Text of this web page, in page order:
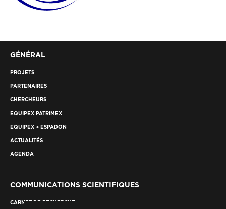
GÉNÉRAL
PROJETS
PARTENAIRES
CHERCHEURS
EQUIPEX PATRIMEX
EQUIPEX + ESPADON
ACTUALITÉS
AGENDA
COMMUNICATIONS SCIENTIFIQUES
CARNET DE RECHERCHE